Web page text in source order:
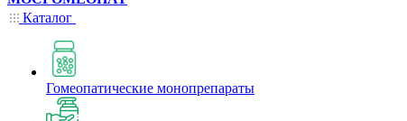
Каталог
Гомеопатические монопрепараты